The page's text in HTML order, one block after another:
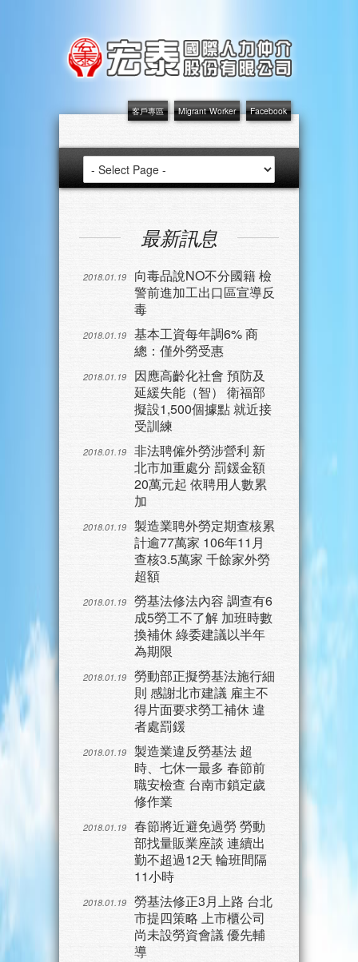
客戶專區 Migrant Worker Facebook
最新訊息
2018.01.19
向毒品說NO不分國籍 檢
警前進加工出口區宣導反
毒
2018.01.19
基本工資每年調6% 商
總：僅外勞受惠
2018.01.19
因應高齡化社會 預防及
延緩失能（智） 衛福部
擬設1,500個據點 就近接
受訓練
2018.01.19
非法聘僱外勞涉營利 新
北市加重處分 罰鍰金額
20萬元起 依聘用人數累
加
2018.01.19
製造業聘外勞定期查核累
計逾77萬家 106年11月
查核3.5萬家 千餘家外勞
超額
2018.01.19
勞基法修法內容 調查有6
成5勞工不了解 加班時數
換補休 綠委建議以半年
為期限
2018.01.19
勞動部正擬勞基法施行細
則 感謝北市建議 雇主不
得片面要求勞工補休 違
者處罰鍰
2018.01.19
製造業違反勞基法 超
時、七休一最多 春節前
職安檢查 台南市鎖定歲
修作業
2018.01.19
春節將近避免過勞 勞動
部找量販業座談 連續出
勤不超過12天 輪班間隔
11小時
2018.01.19
勞基法修正3月上路 台北
市提四策略 上市櫃公司
尚未設勞資會議 優先輔
導